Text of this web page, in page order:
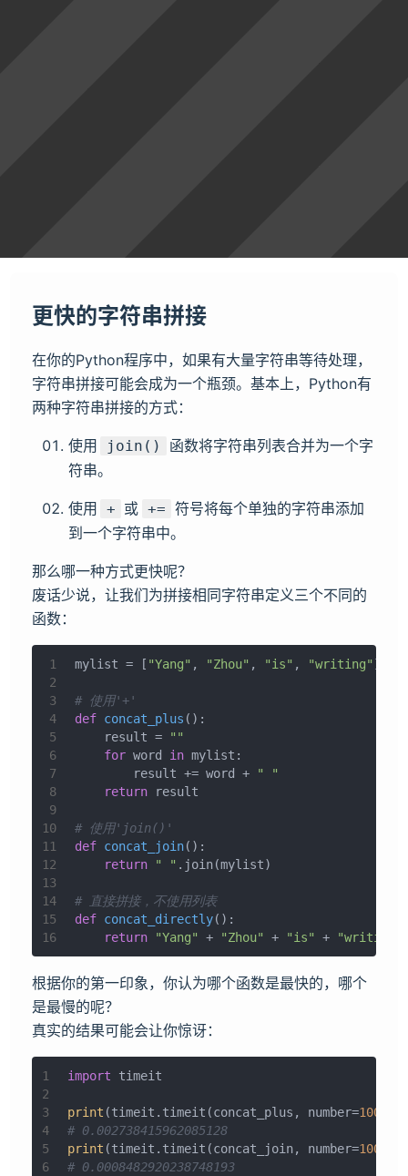
更快的字符串拼接
在你的Python程序中，如果有大量字符串等待处理，
字符串拼接可能会成为一个瓶颈。基本上，Python有
两种字符串拼接的方式：
使用 join()
函数将字符串列表合并为一个字
符串。
使用 + 或 += 符号将每个单独的字符串添加
到一个字符串中。
那么哪一种方式更快呢？
废话少说，让我们为拼接相同字符串定义三个不同的
函数：
1
2
3
4
5
6
7
8
9
10
11
12
13
14
15
16
mylist = [ "Yang" , "Zhou" , "is" , "writing" ]
# 使用'+'
def concat_plus ():
    result =
""
for word in mylist:
        result += word +
" "
return result
# 使用'join()'
def concat_join():
return
" " .join(mylist)
# 直接拼接，不使用列表
def concat_directly():
return
"Yang" + "Zhou" + "is" + "writing"
根据你的第一印象，你认为哪个函数是最快的，哪个
是最慢的呢？
真实的结果可能会让你惊讶：
1
2
3
4
5
6
import timeit
print (timeit.timeit(concat_plus, number=10000
# 0.002738415962085128
print (timeit.timeit(concat_join, number=10000
# 0.0008482920238748193